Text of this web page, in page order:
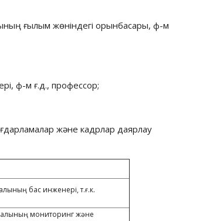
ғылым жөніндегі орынбасары, ф-м
ф-м ғ.д., профессор;
және кадрлар даярлау
бас инженері, т.ғ.к.
мониторинг және